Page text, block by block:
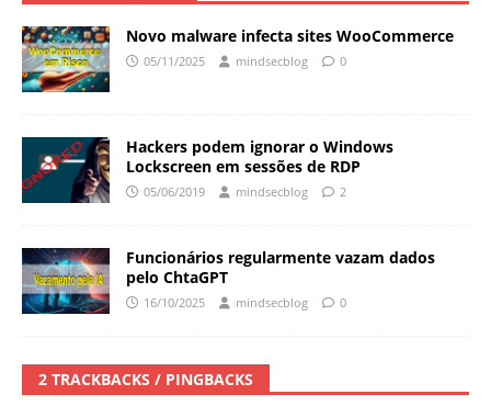
Novo malware infecta sites WooCommerce
05/11/2025 mindsecblog 0
Hackers podem ignorar o Windows
Lockscreen em sessões de RDP
05/06/2019 mindsecblog 2
Funcionários regularmente vazam dados
pelo ChtaGPT
16/10/2025 mindsecblog 0
2 TRACKBACKS / PINGBACKS